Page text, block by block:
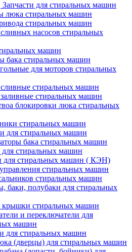
Запчасти для стиральных машин
люка стиральных машин
стиральных машин
насосов стиральных
машин
бака стиральных машин
для моторов стиральных
стиральных машин
стиральных машин
блокировки люка стиральных
стиральных машин
для стиральных машин
бака стиральных машин
для стиральных машин
для стиральных машин ( КЭН)
стиральных машин
стиральных машин
баки, полубаки для стиральных
крышки стиральных машин
и переключатели для
машин
для стиральных машин
(дверцы) для стиральных машин